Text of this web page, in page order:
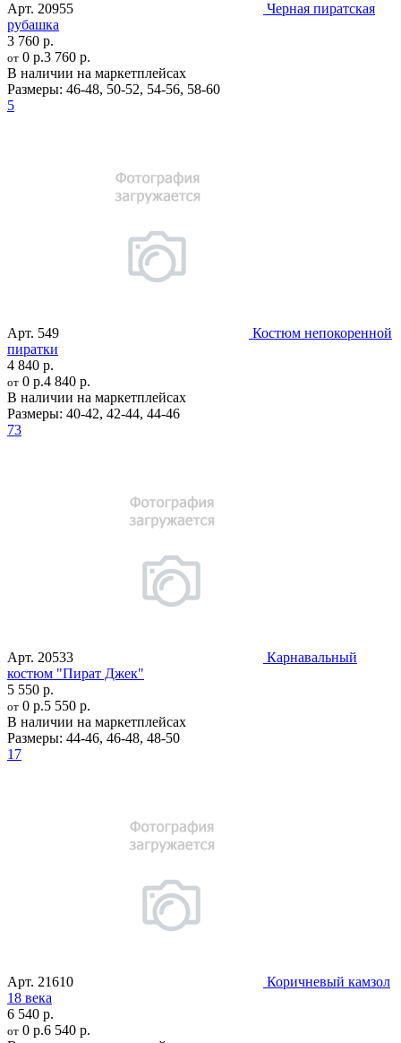
Арт. 20955
Черная пиратская
рубашка
3 760 р.
от 0 р.3 760 р.
В наличии на маркетплейсах
Размеры: 46-48, 50-52, 54-56, 58-60
5
Арт. 549
Костюм непокоренной
пиратки
4 840 р.
от 0 р.4 840 р.
В наличии на маркетплейсах
Размеры: 40-42, 42-44, 44-46
73
Арт. 20533
Карнавальный
костюм "Пират Джек"
5 550 р.
от 0 р.5 550 р.
В наличии на маркетплейсах
Размеры: 44-46, 46-48, 48-50
17
Арт. 21610
Коричневый камзол
18 века
6 540 р.
от 0 р.6 540 р.